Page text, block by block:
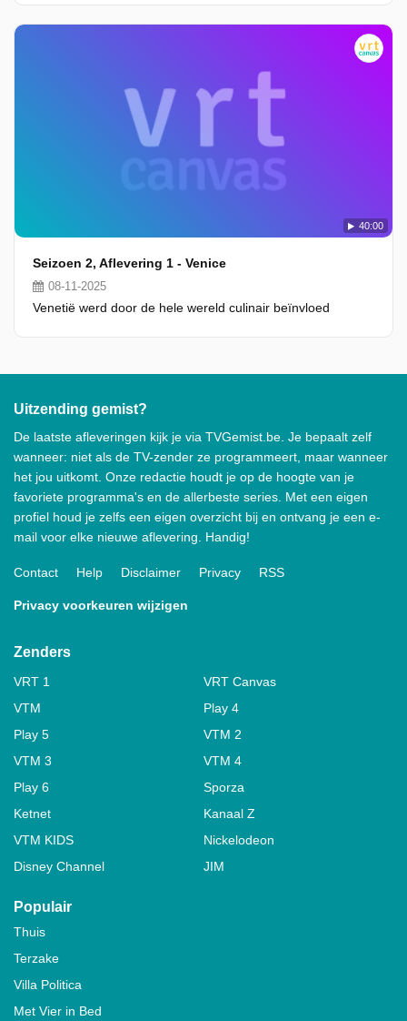
40:00
Seizoen 2, Aflevering 1 - Venice
08-11-2025
Venetië werd door de hele wereld culinair beïnvloed
Uitzending gemist?
De laatste afleveringen kijk je via TVGemist.be. Je bepaalt zelf
wanneer: niet als de TV-zender ze programmeert, maar wanneer
het jou uitkomt. Onze redactie houdt je op de hoogte van je
favoriete programma's en de allerbeste series. Met een eigen
profiel houd je zelfs een eigen overzicht bij en ontvang je een e-
mail voor elke nieuwe aflevering. Handig!
Contact Help Disclaimer Privacy RSS
Privacy voorkeuren wijzigen
Zenders
VRT 1
VRT Canvas
VTM
Play 4
Play 5
VTM 2
VTM 3
VTM 4
Play 6
Sporza
Ketnet
Kanaal Z
VTM KIDS
Nickelodeon
Disney Channel
JIM
Populair
Thuis
Terzake
Villa Politica
Met Vier in Bed